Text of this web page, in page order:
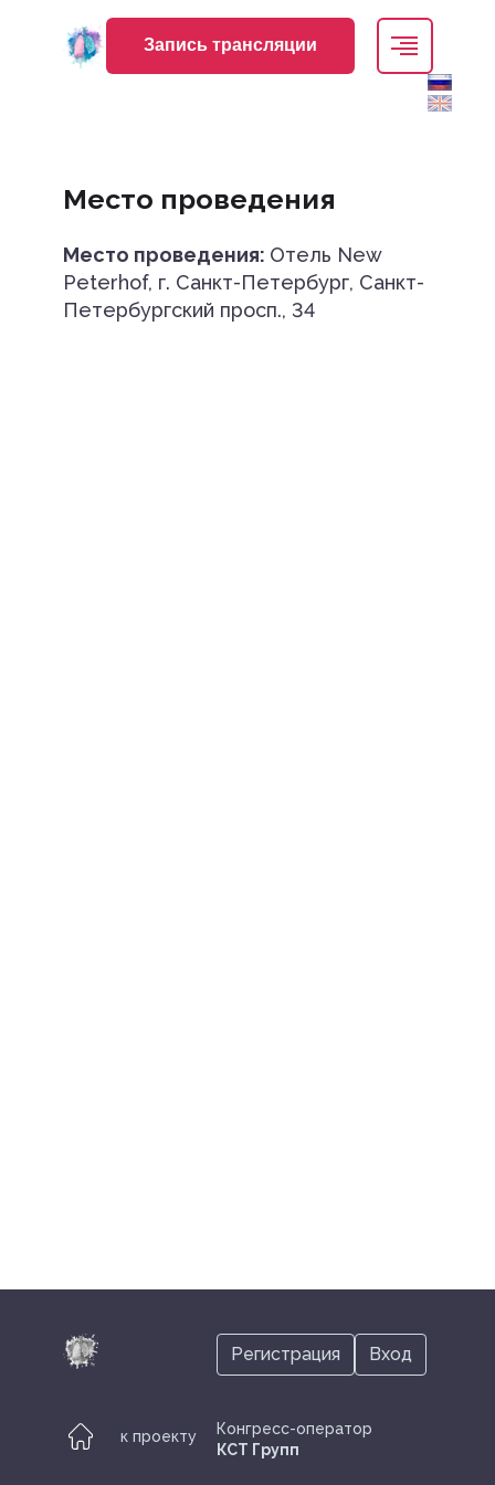
+74954190868
genetics@kstgroup.ru
Запись трансляции
Место проведения
Место проведения: Отель New
Peterhof, г. Санкт-Петербург, Санкт-
Петербургский просп., 34
к проекту
Конгресс-оператор
КСТ Групп
Регистрация Вход